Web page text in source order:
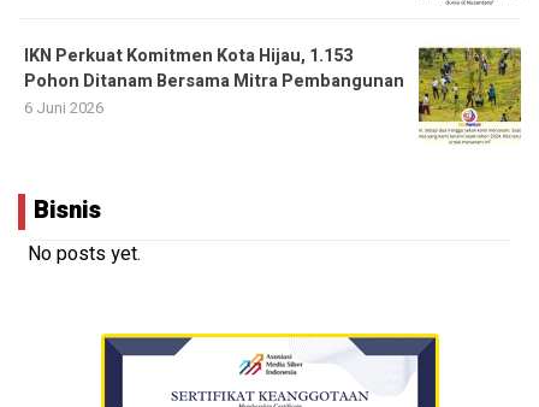
IKN Perkuat Komitmen Kota Hijau, 1.153
Pohon Ditanam Bersama Mitra Pembangunan
6 Juni 2026
Bisnis
No posts yet.